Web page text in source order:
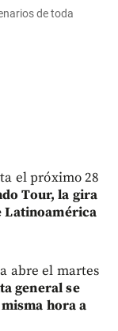
de toda
el próximo 28
Tour, la gira
Latinoamérica
abre el martes
general se
hora a